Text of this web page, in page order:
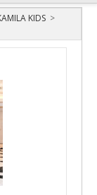
KIDS >